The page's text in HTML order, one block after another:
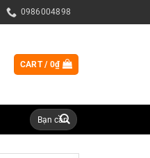
0986004898
CART / 0₫
Search
for: